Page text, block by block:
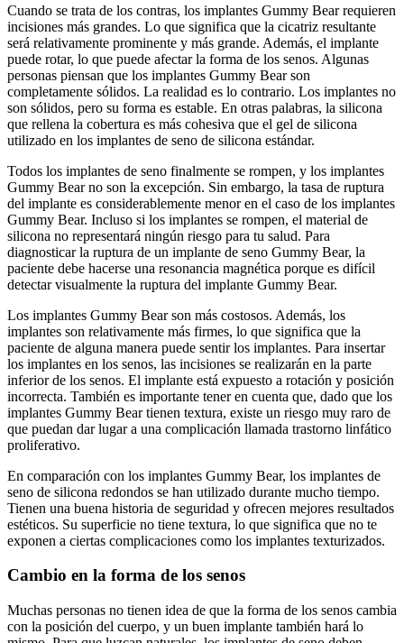
Cuando se trata de los contras, los implantes Gummy Bear requieren
incisiones más grandes. Lo que significa que la cicatriz resultante
será relativamente prominente y más grande. Además, el implante
puede rotar, lo que puede afectar la forma de los senos. Algunas
personas piensan que los implantes Gummy Bear son
completamente sólidos. La realidad es lo contrario. Los implantes no
son sólidos, pero su forma es estable. En otras palabras, la silicona
que rellena la cobertura es más cohesiva que el gel de silicona
utilizado en los implantes de seno de silicona estándar.
Todos los implantes de seno finalmente se rompen, y los implantes
Gummy Bear no son la excepción. Sin embargo, la tasa de ruptura
del implante es considerablemente menor en el caso de los implantes
Gummy Bear. Incluso si los implantes se rompen, el material de
silicona no representará ningún riesgo para tu salud. Para
diagnosticar la ruptura de un implante de seno Gummy Bear, la
paciente debe hacerse una resonancia magnética porque es difícil
detectar visualmente la ruptura del implante Gummy Bear.
Los implantes Gummy Bear son más costosos. Además, los
implantes son relativamente más firmes, lo que significa que la
paciente de alguna manera puede sentir los implantes. Para insertar
los implantes en los senos, las incisiones se realizarán en la parte
inferior de los senos. El implante está expuesto a rotación y posición
incorrecta. También es importante tener en cuenta que, dado que los
implantes Gummy Bear tienen textura, existe un riesgo muy raro de
que puedan dar lugar a una complicación llamada trastorno linfático
proliferativo.
En comparación con los implantes Gummy Bear, los implantes de
seno de silicona redondos se han utilizado durante mucho tiempo.
Tienen una buena historia de seguridad y ofrecen mejores resultados
estéticos. Su superficie no tiene textura, lo que significa que no te
exponen a ciertas complicaciones como los implantes texturizados.
Cambio en la forma de los senos
Muchas personas no tienen idea de que la forma de los senos cambia
con la posición del cuerpo, y un buen implante también hará lo